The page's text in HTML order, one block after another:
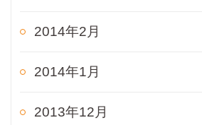
2014年2月
2014年1月
2013年12月